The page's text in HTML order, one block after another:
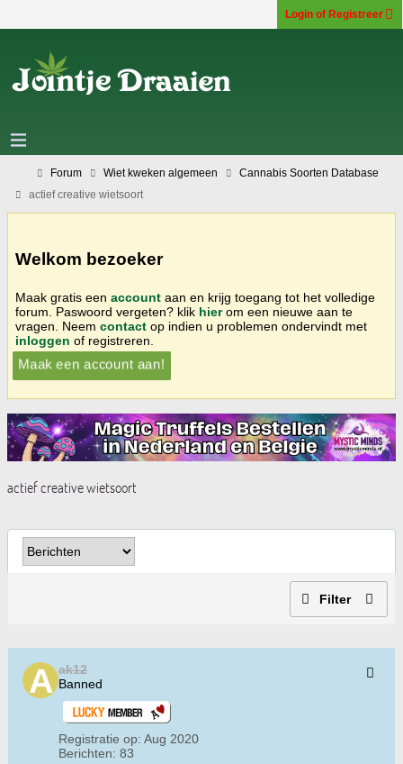
Login of Registreer
Forum Wiet kweken algemeen
Cannabis Soorten Database
actief creative wietsoort
Welkom bezoeker
Maak gratis een account aan en krijg toegang tot het volledige
forum. Paswoord vergeten? klik hierom een nieuwe aan te
vragen. Neem contact op indien u problemen ondervindt met
inloggen of registreren.
Maak een account aan!
actief creative wietsoort
Filter
ak12
Banned
Registratie op: Aug 2020
Berichten: 83